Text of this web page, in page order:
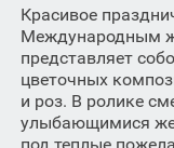
Красивое
Международным
представляет
цветочных
и роз. В ролике
улыбающимися